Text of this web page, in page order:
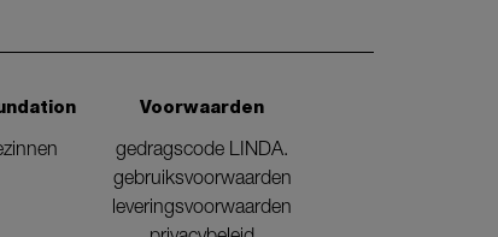
Voorwaarden
gedragscode LINDA.
gebruiksvoorwaarden
leveringsvoorwaarden